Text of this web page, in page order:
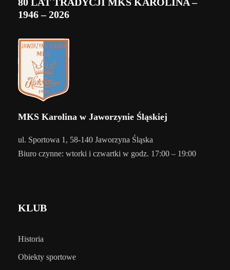
1946 – 2026
MKS Karolina w Jaworzynie Śląskiej
ul. Sportowa 1, 58-140 Jaworzyna Śląska
Biuro czynne: wtorki i czwartki w godz. 17:00 – 19:00
KLUB
Historia
Obiekty sportowe